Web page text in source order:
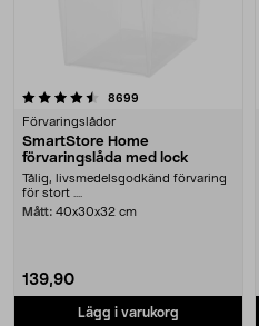
8699
Förvaringslådor
SmartStore Home
förvaringslåda med lock
Tålig, livsmedelsgodkänd förvaring
för stort ....
Mått: 40x30x32 cm
139,90
Lägg i varukorg
4.5 av 5 stjärnor